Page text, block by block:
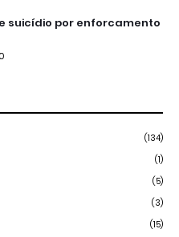
suicídio por enforcamento
(134)
(1)
(5)
(3)
(15)